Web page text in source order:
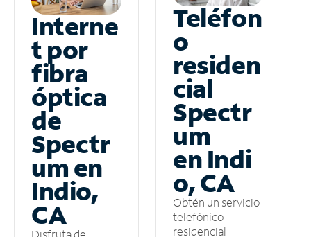
Interne
t por
fibra
óptica
de
Spectr
um en
Indio,
CA
Teléfon
o
residen
cial
Spectr
um
en Indi
o, CA
Obtén un servicio
telefónico
residencial